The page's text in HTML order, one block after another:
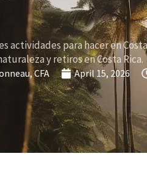
actividades para hacer en
y retiros en Costa Rica.
CFA April 15, 2026